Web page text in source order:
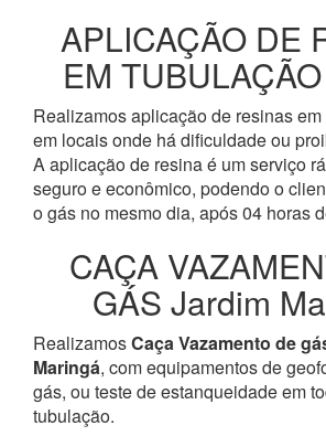
APLICAÇÃO DE
EM
Realizamos aplicação de resinas
em locais onde há dificuldade ou
A aplicação de resina é um serviço
seguro e econômico, podendo o
o gás no mesmo dia, após 04 horas
CAÇA
GÁS Jardim
RealizamosCaça Vazamento de
Maringá, com equipamentos de
gás, ou teste de estanqueidade em
tubulação.